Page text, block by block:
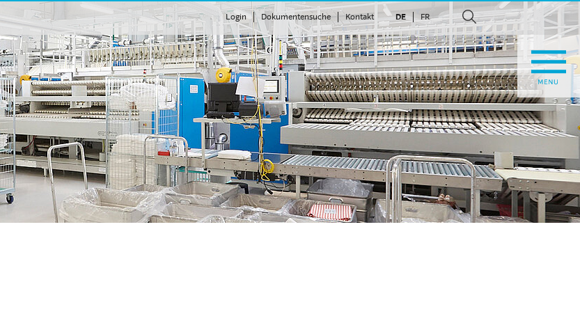
Login Dokumentensuche Kontakt DE FR
suchen